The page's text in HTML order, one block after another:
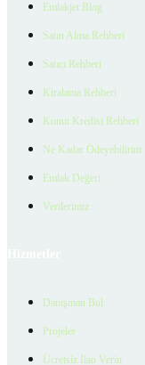
Emlakjet Blog
Satın Alma Rehberi
Satıcı Rehberi
Kiralama Rehberi
Konut Kredisi Rehberi
Ne Kadar Ödeyebilirim
Emlak Değeri
Verilerimiz
Danışman Bul
Projeler
Ücretsiz İlan Verin